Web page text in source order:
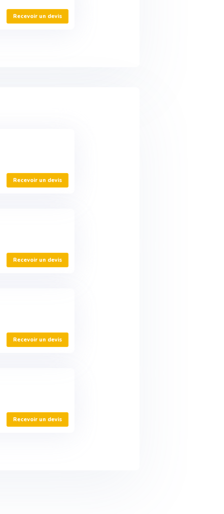
Recevoir un devis
Recevoir un devis
Recevoir un devis
Recevoir un devis
Recevoir un devis